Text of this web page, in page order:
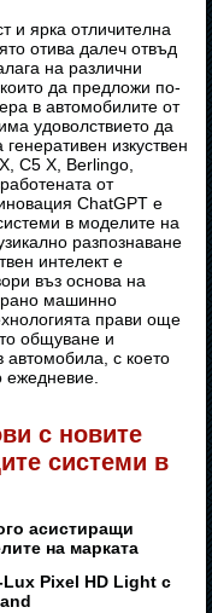
и ярка отличителна
отива далеч отвъд
на различни
да предложи по-
в автомобилите от
удоволствието да
изкуствен
C5 X, Berlingo,
от
ChatGPT е
в моделите на
разпознаване
интелект е
въз основа на
машинно
прави още
общуване и
автомобила, с което
ежедневие.
с новите
системи в
асистиращи
на марката
Pixel HD Light с